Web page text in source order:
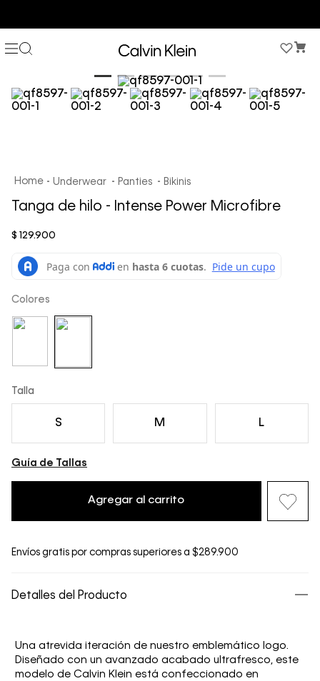
Underwear Panties Bikinis
Tanga de hilo - Intense Power Microfibre
$ 129.900
Colores
Talla
S M L
Guía de Tallas
Agregar al carrito
Envíos gratis por compras superiores a $289.900
Detalles del Producto
Una atrevida iteración de nuestro emblemático logo.
Diseñado con un avanzado acabado ultrafresco, este
modelo de Calvin Klein está confeccionado en